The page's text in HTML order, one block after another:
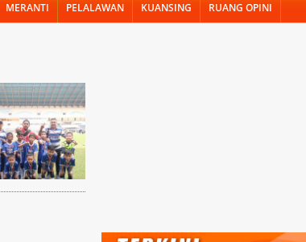
MERANTI PELALAWAN KUANSING RUANG OPINI